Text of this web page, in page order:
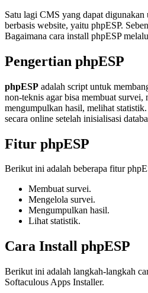
Satu lagi CMS yang dapat
berbasis website, yaitu phpESP.
Bagaimana cara install phpESP
Pengertian phpESP
phpESP adalah script untuk
non-teknis agar bisa membuat survei,
mengumpulkan hasil, melihat
secara online setelah inisialisasi
Fitur phpESP
Berikut ini adalah beberapa fitur
Membuat survei.
Mengelola survei.
Mengumpulkan hasil.
Lihat statistik.
Cara Install phpESP
Berikut ini adalah langkah-langkah
Softaculous Apps Installer.